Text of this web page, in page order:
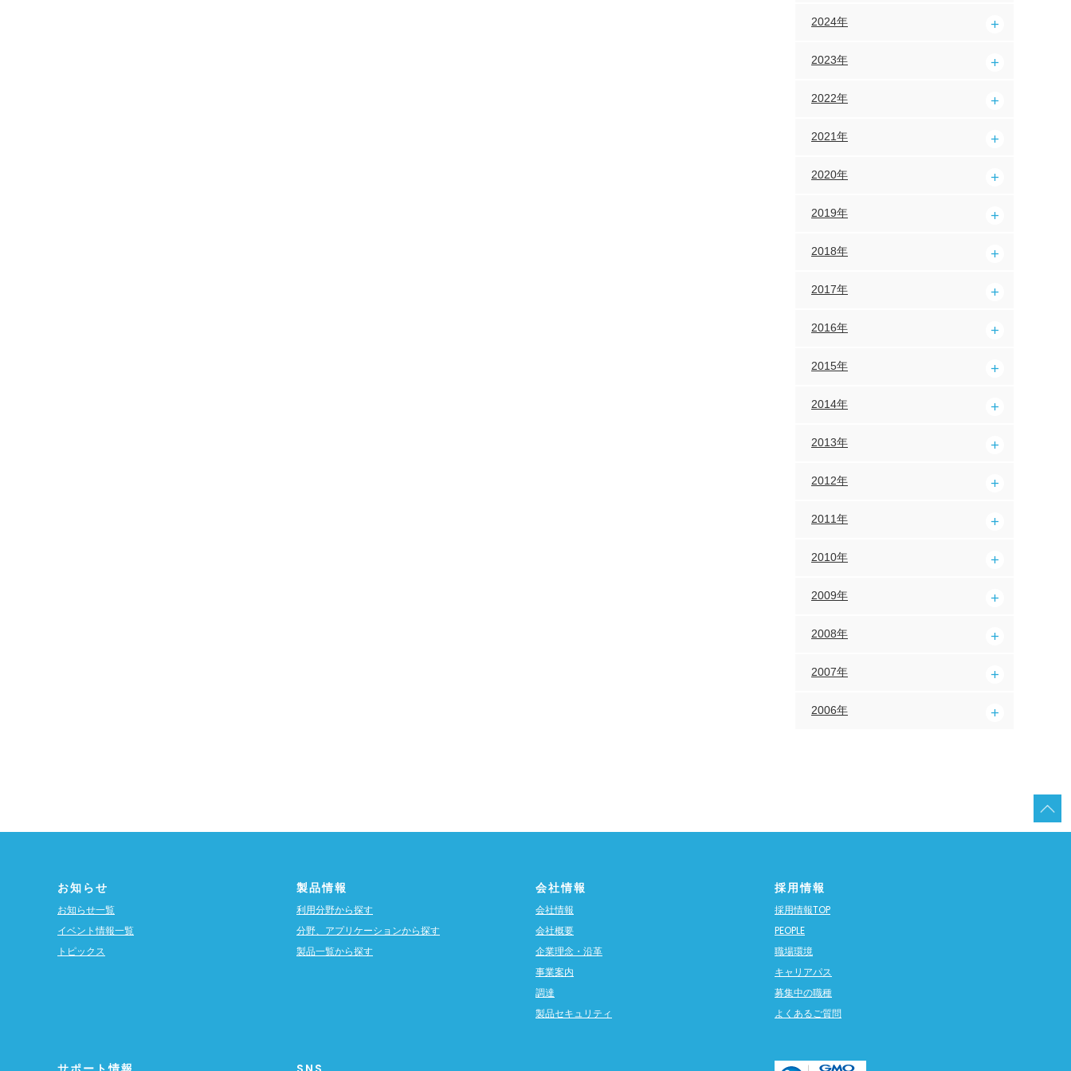
2024年
2023年
2022年
2021年
2020年
2019年
2018年
2017年
2016年
2015年
2014年
2013年
2012年
2011年
2010年
2009年
2008年
2007年
2006年
お知らせ
お知らせ一覧
イベント情報一覧
トピックス
製品情報
利用分野から探す
分野、アプリケーションから探す
製品一覧から探す
会社情報
会社情報
会社概要
企業理念・沿革
事業案内
調達
製品セキュリティ
採用情報
採用情報TOP
PEOPLE
職場環境
キャリアパス
募集中の職種
よくあるご質問